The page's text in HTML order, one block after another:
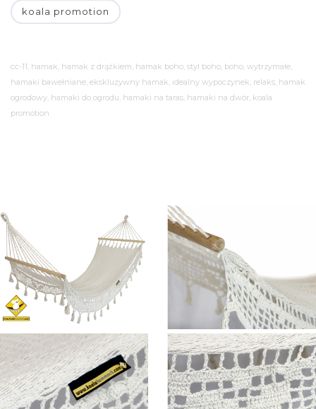
koala promotion
cc-11, hamak, hamak z drążkiem, hamak boho, styl boho, boho, wytrzymałe,
hamaki bawełniane, ekskluzywny hamak, idealny wypoczynek, relaks, hamak
ogrodowy, hamaki do ogrodu, hamaki na taras, hamaki na dwór, koala
promotion